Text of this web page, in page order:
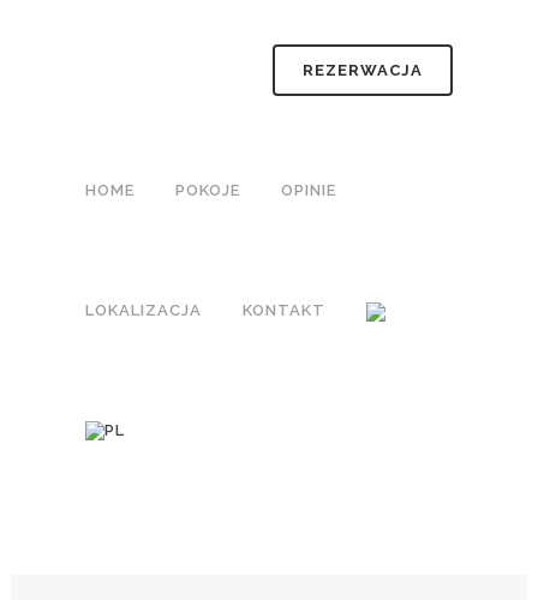
REZERWACJA
HOME POKOJE OPINIE
LOKALIZACJA KONTAKT